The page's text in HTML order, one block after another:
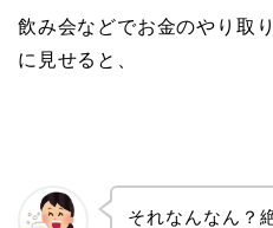
飲み会などでお金のやり取
に見せると、
それなんなん？